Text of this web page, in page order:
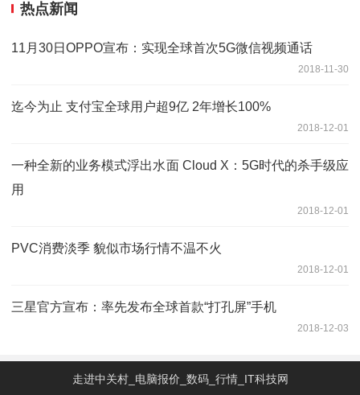
热点新闻
11月30日OPPO宣布：实现全球首次5G微信视频通话
2018-11-30
迄今为止 支付宝全球用户超9亿 2年增长100%
2018-12-01
一种全新的业务模式浮出水面 Cloud X：5G时代的杀手级应
用
2018-12-01
PVC消费淡季 貌似市场行情不温不火
2018-12-01
三星官方宣布：率先发布全球首款“打孔屏”手机
2018-12-03
走进中关村_电脑报价_数码_行情_IT科技网